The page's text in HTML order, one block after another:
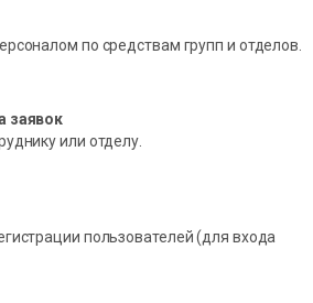
по средствам групп и отделов.
заявок
или отделу.
пользователей (для входа